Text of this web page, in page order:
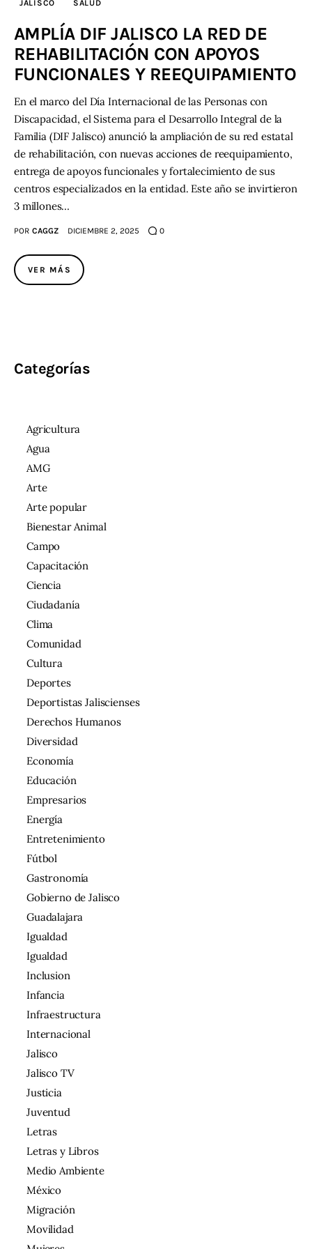
Contacto
JALISCO SALUD
AMPLÍA DIF JALISCO LA RED DE
REHABILITACIÓN CON APOYOS
FUNCIONALES Y REEQUIPAMIENTO
En el marco del Día Internacional de las Personas con
Discapacidad, el Sistema para el Desarrollo Integral de la
Familia (DIF Jalisco) anunció la ampliación de su red estatal
de rehabilitación, con nuevas acciones de reequipamiento,
entrega de apoyos funcionales y fortalecimiento de sus
centros especializados en la entidad. Este año se invirtieron
3 millones…
POR CAGGZ DICIEMBRE 2, 2025 0
VER MÁS
Categorías
Agricultura
Agua
AMG
Arte
Arte popular
Bienestar Animal
Campo
Capacitación
Ciencia
Ciudadanía
Clima
Comunidad
Cultura
Deportes
Deportistas Jaliscienses
Derechos Humanos
Diversidad
Economía
Educación
Empresarios
Energía
Entretenimiento
Fútbol
Gastronomía
Gobierno de Jalisco
Guadalajara
Igualdad
Igualdad
Inclusion
Infancia
Infraestructura
Internacional
Jalisco
Jalisco TV
Justicia
Juventud
Letras
Letras y Libros
Medio Ambiente
México
Migración
Movilidad